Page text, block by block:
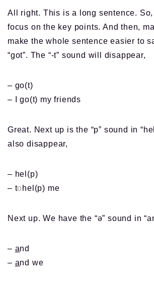
All right. This is a long sentence. So,
focus on the key points. And then,
make the whole sentence easier to
“got”. The “-t” sound will disappear,
– go(t)
– I go(t) my friends
Great. Next up is the “p” sound in
also disappear,
– hel(p)
– to hel(p) me
Next up. We have the “ə” sound in
– and
– and we